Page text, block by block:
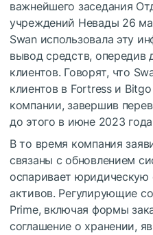
важнейшего заседания
учреждений Невады 26
Swan использовала эту
вывод средств, опередив
клиентов. Говорят, что
клиентов в Fortress и
компании, завершив
до этого в июне 2023
В то время компания
связаны с обновлением
оспаривает юридическую
активов. Регулирующие
Prime, включая формы
соглашение о хранении,